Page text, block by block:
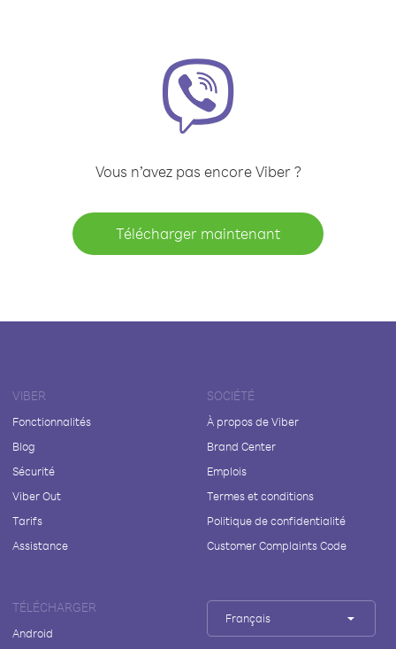
Vous n’avez pas encore Viber ?
Télécharger maintenant
VIBER
Fonctionnalités
Blog
Sécurité
Viber Out
Tarifs
Assistance
SOCIÉTÉ
À propos de Viber
Brand Center
Emplois
Termes et conditions
Politique de confidentialité
Customer Complaints Code
TÉLÉCHARGER
Android
Français